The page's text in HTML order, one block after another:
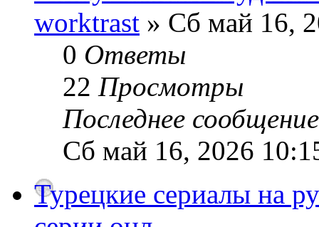
worktrast » Сб май 16,
0 Ответы
22 Просмотры
Последнее
Сб май 16, 2026
Турецкие сериалы на